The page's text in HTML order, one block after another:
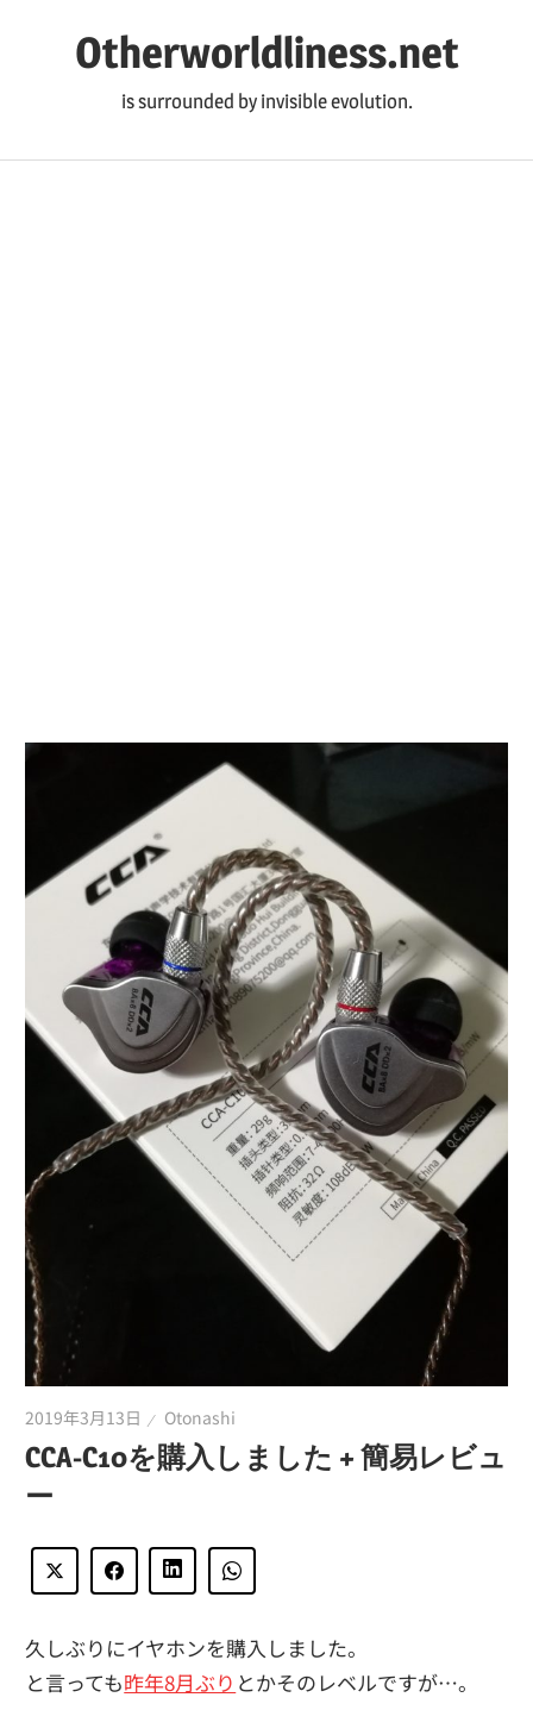
ツ
Otherworldliness.net
is surrounded by invisible evolution.
2019年3月13日 Otonashi
CCA-C10を購入しました + 簡易レビュ
ー
久しぶりにイヤホンを購入しました。
と言っても昨年8月ぶり とかそのレベルですが…。